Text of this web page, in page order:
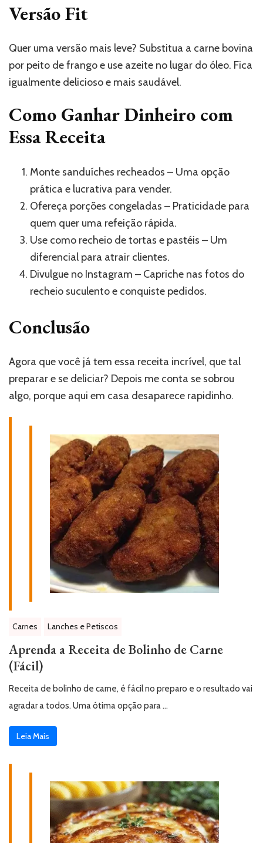
Versão Fit
Quer uma versão mais leve? Substitua a carne bovina
por peito de frango e use azeite no lugar do óleo. Fica
igualmente delicioso e mais saudável.
Como Ganhar Dinheiro com
Essa Receita
Monte sanduíches recheados – Uma opção
prática e lucrativa para vender.
Ofereça porções congeladas – Praticidade para
quem quer uma refeição rápida.
Use como recheio de tortas e pastéis – Um
diferencial para atrair clientes.
Divulgue no Instagram – Capriche nas fotos do
recheio suculento e conquiste pedidos.
Conclusão
Agora que você já tem essa receita incrível, que tal
preparar e se deliciar? Depois me conta se sobrou
algo, porque aqui em casa desaparece rapidinho.
Carnes Lanches e Petiscos
Aprenda a Receita de Bolinho de Carne
(Fácil)
Receita de bolinho de carne, é fácil no preparo e o resultado vai
agradar a todos. Uma ótima opção para …
Leia Mais